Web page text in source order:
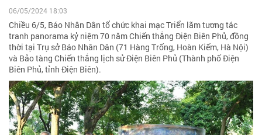
06/05/2024 18:03
Chiều 6/5, Báo Nhân Dân tổ chức khai mạc Triển lãm tương tác
tranh panorama kỷ niệm 70 năm Chiến thắng Điện Biên Phủ, đồng
thời tại Trụ sở Báo Nhân Dân (71 Hàng Trống, Hoàn Kiếm, Hà Nội)
và Bảo tàng Chiến thắng lịch sử Điện Biên Phủ (Thành phố Điện
Biên Phủ, tỉnh Điện Biên).